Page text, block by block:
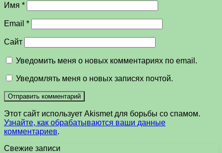
Имя *
Email *
Сайт
Уведомить меня о новых комментариях по email.
Уведомлять меня о новых записях почтой.
Этот сайт использует Akismet для борьбы со спамом.
Узнайте, как обрабатываются ваши данные
комментариев.
Свежие записи